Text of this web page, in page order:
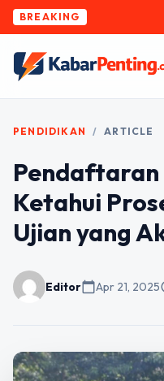
BREAKING
PENDIDIKAN / ARTICLE
Pendaftaran
Ketahui
Ujian yang
Editorcalendar_todayApr 21, 2025